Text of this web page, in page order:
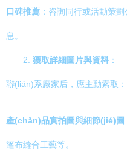
口碑推薦 ：咨詢同行或活動策
息。
2. 獲取詳細圖片與資料 ：
聯(lián)系廠家后，應主動索取：
產(chǎn)品實拍圖與細節(jié)圖
篷布縫合工藝等。